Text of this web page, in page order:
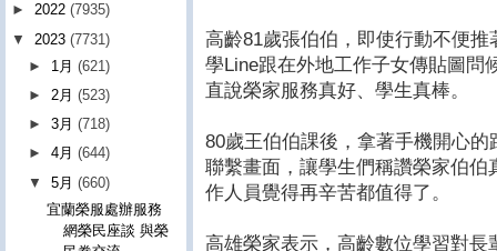
高齡81歲張伯伯，即使行動不便
學Line跟在外地工作子女傳貼圖問
直說榮家服務真好、學生真棒。
80歲王伯伯課後，拿著手機開心
聯繫畫面，讓學生們稱讚榮家伯
作人員覺得再辛苦都值得了。
高雄榮家表示，高齡數位學習對
► 2022 (7935)
▼ 2023 (7731)
► 1月(621)
► 2月(523)
►3月(718)
►4月(644)
▼5月(660)
宜蘭榮服處辦服務
網榮民座談 與榮